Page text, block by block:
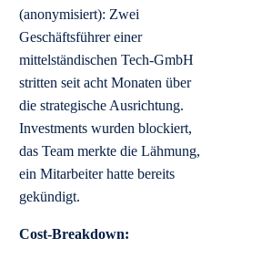
(anonymisiert): Zwei
Geschäftsführer einer
mittelständischen Tech-GmbH
stritten seit acht Monaten über
die strategische Ausrichtung.
Investments wurden blockiert,
das Team merkte die Lähmung,
ein Mitarbeiter hatte bereits
gekündigt.
Cost-Breakdown: